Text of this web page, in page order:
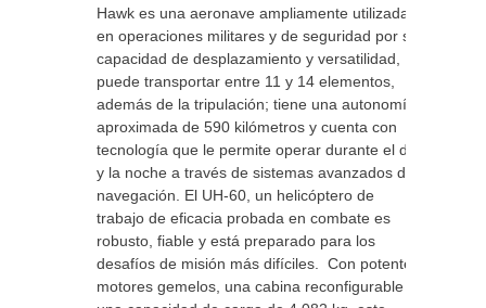
Hawk es una aeronave ampliamente utilizada
en operaciones militares y de seguridad por su
capacidad de desplazamiento y versatilidad,
puede transportar entre 11 y 14 elementos,
además de la tripulación; tiene una autonomía
aproximada de 590 kilómetros y cuenta con
tecnología que le permite operar durante el día
y la noche a través de sistemas avanzados de
navegación. El UH-60, un helicóptero de
trabajo de eficacia probada en combate es
robusto, fiable y está preparado para los
desafíos de misión más difíciles. Con potentes
motores gemelos, una cabina reconfigurable y